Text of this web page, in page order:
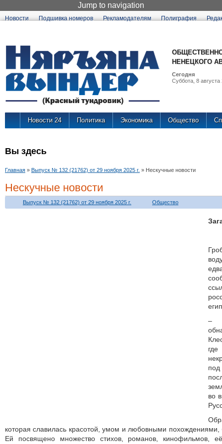
Jump to navigation
Новости Подшивка номеров Рекламодателям Полиграфия
НЕНЕЦКОГО
Сегодня
Суббота, 8 августа
Новости 24 Политика Экономика Общество
Вы здесь
Главная » Выпуск № 132 (21762) от 29 ноября 2025 г. » Нескучные новости
Нескучные новости
Выпуск № 132 (21762) от 29 ноября 2025 г. Общество
–
во
которая славилась красотой, умом и любовными
Ей посвящено множество стихов, романов, кинофильмов,